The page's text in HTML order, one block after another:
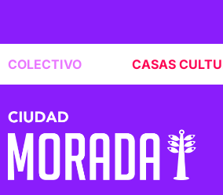
COLECTIVO CASAS